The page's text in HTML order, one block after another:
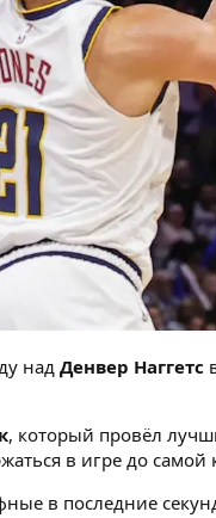
над Денвер Наггетс
, который провёл
в игре до самой
в последние